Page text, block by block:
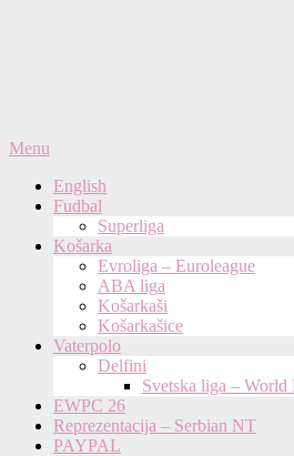
Primary
Menu
Menu
English
Fudbal
Superliga
Košarka
Evroliga – Euroleague
ABA liga
Košarkaši
Košarkašice
Vaterpolo
Delfini
Svetska liga – World
EWPC 26
Reprezentacija – Serbian NT
PAYPAL